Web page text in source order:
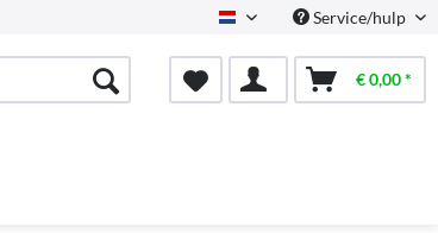
Dutch Service/hulp
€ 0,00 *